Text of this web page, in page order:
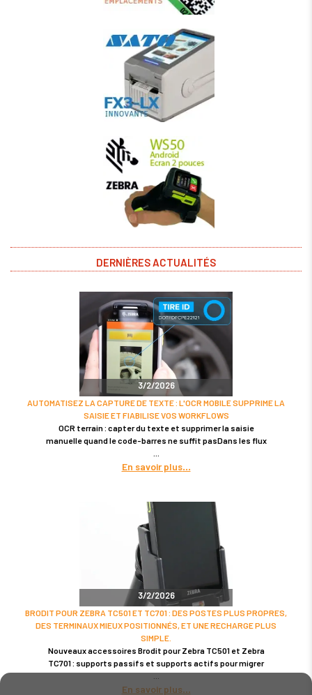
DERNIÈRES ACTUALITÉS
3/2/2026
AUTOMATISEZ LA CAPTURE DE TEXTE : L'OCR MOBILE SUPPRIME LA
SAISIE ET FIABILISE VOS WORKFLOWS
OCR terrain : capter du texte et supprimer la saisie
manuelle quand le code-barres ne suffit pasDans les flux
En savoir plus
3/2/2026
BRODIT POUR ZEBRA TC501 ET TC701 : DES POSTES PLUS PROPRES,
DES TERMINAUX MIEUX POSITIONNÉS, ET UNE RECHARGE PLUS
SIMPLE.
Nouveaux accessoires Brodit pour Zebra TC501 et Zebra
TC701 : supports passifs et supports actifs pour migrer
En savoir plus